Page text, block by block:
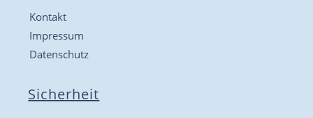
Kontakt
Impressum
Datenschutz
Sicherheit